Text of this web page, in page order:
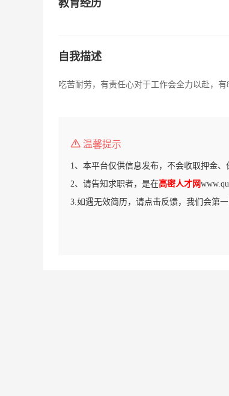
教育经历
自我描述
吃苦耐劳，有责任心对于工作会全力以赴，有
温馨提示
1、本平台仅供信息发布，不会收取押金、
2、请告知求职者，是在高密人才网
3.如遇无效简历，请点击反馈，我们会第